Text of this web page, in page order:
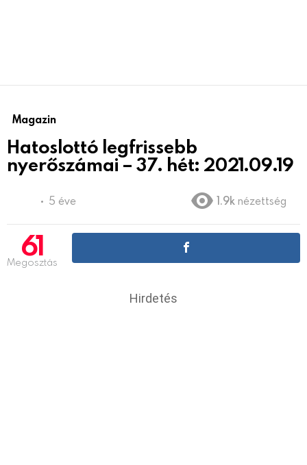
Magazin
Hatoslottó legfrissebb
nyerőszámai – 37. hét: 2021.09.19
5 éve 1.9k nézettség
61
Megosztás
Hirdetés